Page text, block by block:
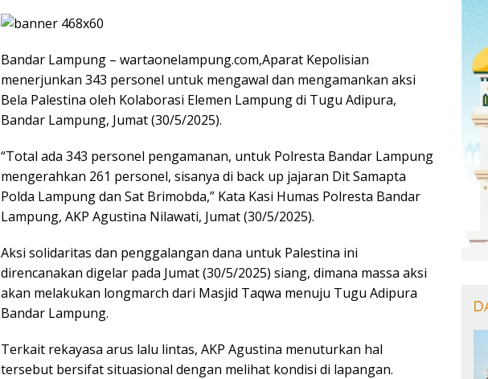
Bandar Lampung – wartaonelampung.com,Aparat Kepolisian
menerjunkan 343 personel untuk mengawal dan mengamankan aksi
Bela Palestina oleh Kolaborasi Elemen Lampung di Tugu Adipura,
Bandar Lampung, Jumat (30/5/2025).
“Total ada 343 personel pengamanan, untuk Polresta Bandar Lampung
mengerahkan 261 personel, sisanya di back up jajaran Dit Samapta
Polda Lampung dan Sat Brimobda,” Kata Kasi Humas Polresta Bandar
Lampung, AKP Agustina Nilawati, Jumat (30/5/2025).
Aksi solidaritas dan penggalangan dana untuk Palestina ini
direncanakan digelar pada Jumat (30/5/2025) siang, dimana massa aksi
akan melakukan longmarch dari Masjid Taqwa menuju Tugu Adipura
Bandar Lampung.
Terkait rekayasa arus lalu lintas, AKP Agustina menuturkan hal
tersebut bersifat situasional dengan melihat kondisi di lapangan.